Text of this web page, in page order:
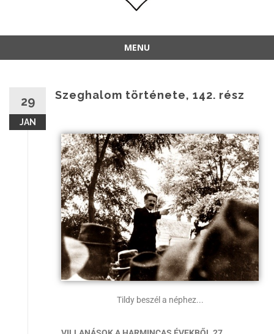
MENU
29
JAN
Szeghalom története, 142. rész
Tildy beszél a néphez...